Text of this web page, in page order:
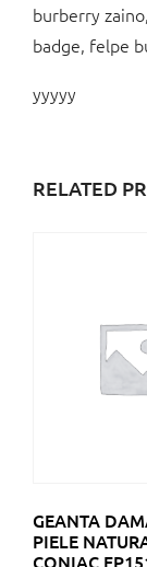
burberry
badge, felpe
yyyyy
RELATED
GEANTA
PIELE
CONIAC